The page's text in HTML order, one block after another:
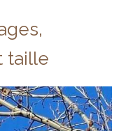
taille